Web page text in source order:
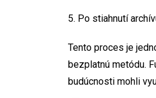
Po stiahnutí
Tento proces je
bezplatnú metódu.
budúcnosti mohli